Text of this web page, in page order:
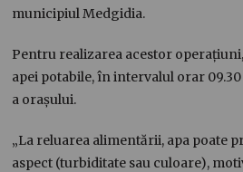
municipiul Medgidia.
Pentru realizarea acestor
apei potabile, în intervalul orar 09.30
a orașului.
„La reluarea alimentării, apa poate
aspect (turbiditate sau culoare),